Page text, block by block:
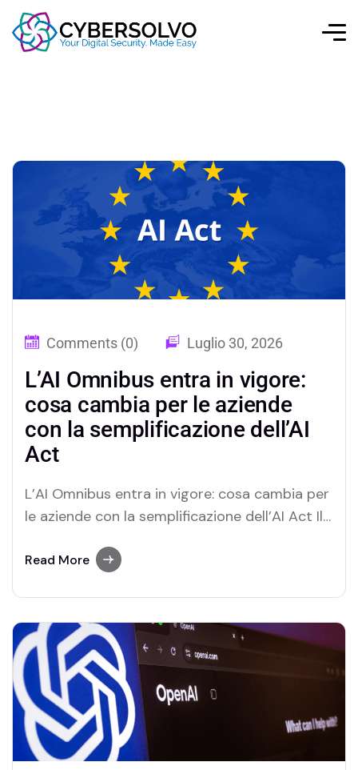
Comments (0) Luglio 30, 2026
L’AI Omnibus entra in vigore:
cosa cambia per le aziende
con la semplificazione dell’AI
Act
L’AI Omnibus entra in vigore: cosa cambia per
le aziende con la semplificazione dell’AI Act Il
vigore l’AI Omnibus, il pacchetto normativo
semplificare l’attuazione del regolamento
europeo sull’intelligenza artificiale,…
Read More